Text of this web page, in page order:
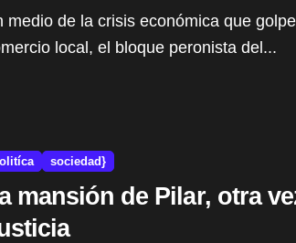
local, el bloque peronista del...
sociedad}
mansión de Pilar, otra